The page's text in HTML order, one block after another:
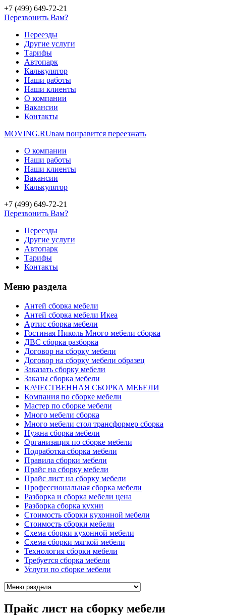
+7 (499) 649-72-21
Перезвонить Вам?
Переезды
Другие услуги
Тарифы
Автопарк
Калькулятор
Наши работы
Наши клиенты
О компании
Вакансии
Контакты
MOVING.RUвам понравится переезжать
О компании
Наши работы
Наши клиенты
Вакансии
Калькулятор
+7 (499) 649-72-21
Перезвонить Вам?
Переезды
Другие услуги
Автопарк
Тарифы
Контакты
Меню раздела
Антей сборка мебели
Антей сборка мебели Икеа
Артис сборка мебели
Гостиная Николь Много мебели сборка
ДВС сборка разборка
Договор на сборку мебели
Договор на сборку мебели образец
Заказать сборку мебели
Заказы сборка мебели
КАЧЕСТВЕННАЯ СБОРКА МЕБЕЛИ
Компания по сборке мебели
Мастер по сборке мебели
Много мебели сборка
Много мебели стол трансформер сборка
Нужна сборка мебели
Организация по сборке мебели
Подработка сборка мебели
Правила сборки мебели
Прайс на сборку мебели
Прайс лист на сборку мебели
Профессиональная сборка мебели
Разборка и сборка мебели цена
Разборка сборка кухни
Стоимость сборки кухонной мебели
Стоимость сборки мебели
Схема сборки кухонной мебели
Схема сборки мягкой мебели
Технология сборки мебели
Требуется сборка мебели
Услуги по сборке мебели
Прайс лист на сборку мебели